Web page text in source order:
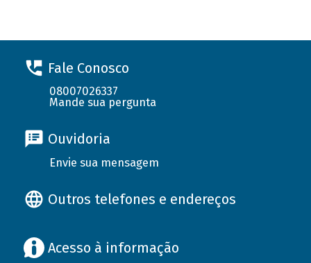
Fale Conosco
08007026337
Mande sua pergunta
Ouvidoria
Envie sua mensagem
Outros telefones e endereços
Acesso à informação